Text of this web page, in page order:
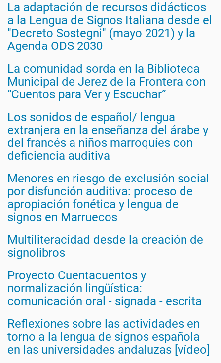
La adaptación de recursos didácticos
a la Lengua de Signos Italiana desde el
"Decreto Sostegni" (mayo 2021) y la
Agenda ODS 2030
La comunidad sorda en la Biblioteca
Municipal de Jerez de la Frontera con
“Cuentos para Ver y Escuchar”
Los sonidos de español/ lengua
extranjera en la enseñanza del árabe y
del francés a niños marroquíes con
deficiencia auditiva
Menores en riesgo de exclusión social
por disfunción auditiva: proceso de
apropiación fonética y lengua de
signos en Marruecos
Multiliteracidad desde la creación de
signolibros
Proyecto Cuentacuentos y
normalización lingüística:
comunicación oral - signada - escrita
Reflexiones sobre las actividades en
torno a la lengua de signos española
en las universidades andaluzas [vídeo]